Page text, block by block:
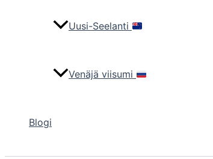
Uusi-Seelanti
Venäjä viisumi
Blogi